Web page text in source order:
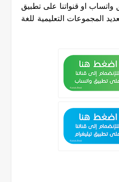
او قنواتنا على تطبيق
المجموعات التعليمية للغة